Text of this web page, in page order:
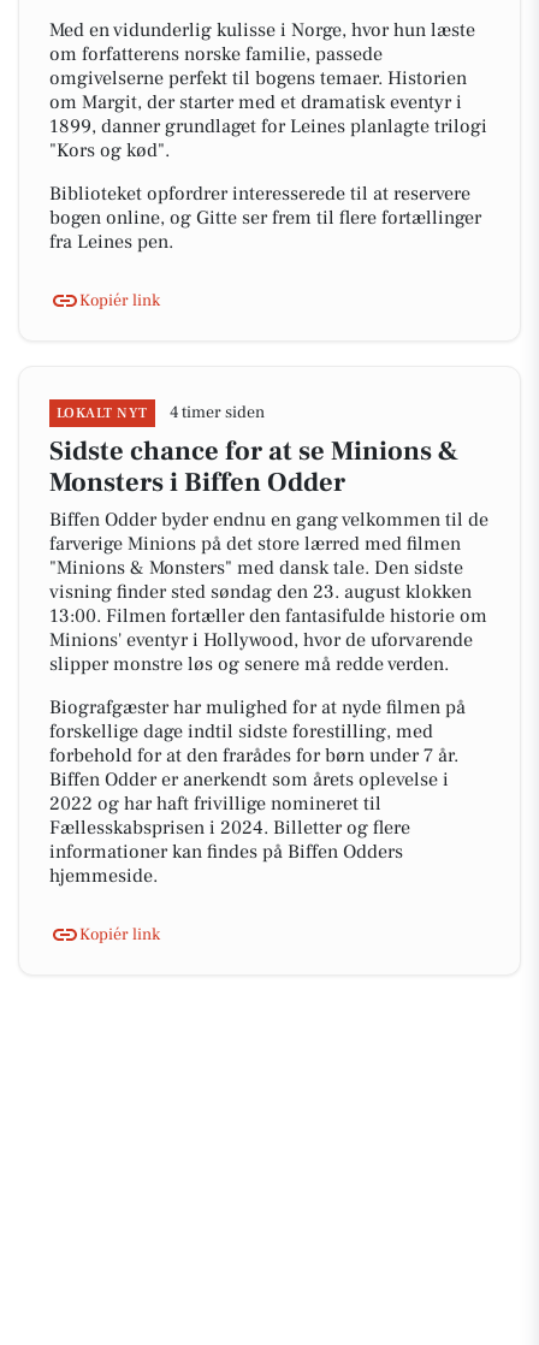
Med en vidunderlig kulisse i Norge, hvor hun læste
om forfatterens norske familie, passede
omgivelserne perfekt til bogens temaer. Historien
om Margit, der starter med et dramatisk eventyr i
1899, danner grundlaget for Leines planlagte trilogi
"Kors og kød".
Biblioteket opfordrer interesserede til at reservere
bogen online, og Gitte ser frem til flere fortællinger
fra Leines pen.
Kopiér link
LOKALT NYT 4 timer siden
Sidste chance for at se Minions &
Monsters i Biffen Odder
Biffen Odder byder endnu en gang velkommen til de
farverige Minions på det store lærred med filmen
"Minions & Monsters" med dansk tale. Den sidste
visning finder sted søndag den 23. august klokken
13:00. Filmen fortæller den fantasifulde historie om
Minions' eventyr i Hollywood, hvor de uforvarende
slipper monstre løs og senere må redde verden.
Biografgæster har mulighed for at nyde filmen på
forskellige dage indtil sidste forestilling, med
forbehold for at den frarådes for børn under 7 år.
Biffen Odder er anerkendt som årets oplevelse i
2022 og har haft frivillige nomineret til
Fællesskabsprisen i 2024. Billetter og flere
informationer kan findes på Biffen Odders
hjemmeside.
Kopiér link